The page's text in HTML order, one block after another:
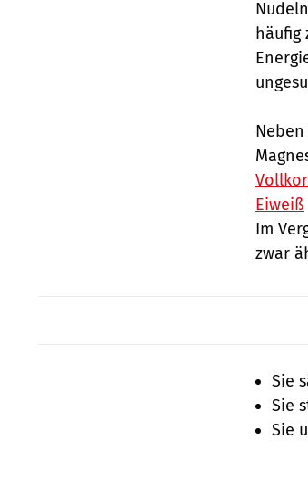
häufig
Eiweiß
Im
zwar
Sie
Sie
Sie